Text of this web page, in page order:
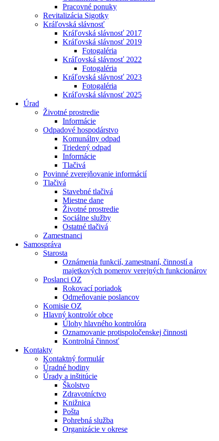
Pracovné ponuky
Revitalizácia Sigotky
Kráľovská slávnosť
Kráľovská slávnosť 2017
Kráľovská slávnosť 2019
Fotogaléria
Kráľovská slávnosť 2022
Fotogaléria
Kráľovská slávnosť 2023
Fotogaléria
Kráľovská slávnosť 2025
Úrad
Životné prostredie
Informácie
Odpadové hospodárstvo
Komunálny odpad
Triedený odpad
Informácie
Tlačivá
Povinné zverejňovanie informácií
Tlačivá
Stavebné tlačivá
Miestne dane
Životné prostredie
Sociálne služby
Ostatné tlačivá
Zamestnanci
Samospráva
Starosta
Oznámenia funkcií, zamestnaní, činností a
majetkových pomerov verejných funkcionárov
Poslanci OZ
Rokovací poriadok
Odmeňovanie poslancov
Komisie OZ
Hlavný kontrolór obce
Úlohy hlavného kontrolóra
Oznamovanie protispoločenskej činnosti
Kontrolná činnosť
Kontakty
Kontaktný formulár
Úradné hodiny
Úrady a inštitúcie
Školstvo
Zdravotníctvo
Knižnica
Pošta
Pohrebná služba
Organizácie v okrese